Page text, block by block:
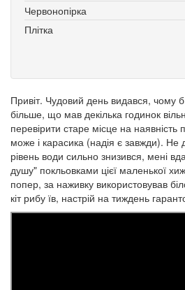
Червонопірка
Плітка
Привіт. Чудовий день видався, чому
більше, що мав декілька годинок
перевірити старе місце на наявність
може і карасика (надія є завжди).
рівень води сильно знизився, мені
душу" покльовками цієї маленької
попер, за наживку використовував
кіт рибу їв, настрій на тиждень